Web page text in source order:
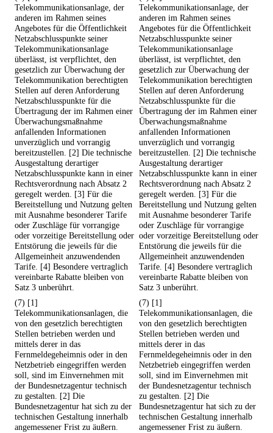
Telekommunikationsanlage, der
anderen im Rahmen seines
Angebotes für die Öffentlichkeit
Netzabschlusspunkte seiner
Telekommunikationsanlage
überlässt, ist verpflichtet, den
gesetzlich zur Überwachung der
Telekommunikation berechtigten
Stellen auf deren Anforderung
Netzabschlusspunkte für die
Übertragung der im Rahmen einer
Überwachungsmaßnahme
anfallenden Informationen
unverzüglich und vorrangig
bereitzustellen. [2] Die technische
Ausgestaltung derartiger
Netzabschlusspunkte kann in einer
Rechtsverordnung nach Absatz 2
geregelt werden. [3] Für die
Bereitstellung und Nutzung gelten
mit Ausnahme besonderer Tarife
oder Zuschläge für vorrangige
oder vorzeitige Bereitstellung oder
Entstörung die jeweils für die
Allgemeinheit anzuwendenden
Tarife. [4] Besondere vertraglich
vereinbarte Rabatte bleiben von
Satz 3 unberührt.
Telekommunikationsanlage, der
anderen im Rahmen seines
Angebotes für die Öffentlichkeit
Netzabschlusspunkte seiner
Telekommunikationsanlage
überlässt, ist verpflichtet, den
gesetzlich zur Überwachung der
Telekommunikation berechtigten
Stellen auf deren Anforderung
Netzabschlusspunkte für die
Übertragung der im Rahmen einer
Überwachungsmaßnahme
anfallenden Informationen
unverzüglich und vorrangig
bereitzustellen. [2] Die technische
Ausgestaltung derartiger
Netzabschlusspunkte kann in einer
Rechtsverordnung nach Absatz 2
geregelt werden. [3] Für die
Bereitstellung und Nutzung gelten
mit Ausnahme besonderer Tarife
oder Zuschläge für vorrangige
oder vorzeitige Bereitstellung oder
Entstörung die jeweils für die
Allgemeinheit anzuwendenden
Tarife. [4] Besondere vertraglich
vereinbarte Rabatte bleiben von
Satz 3 unberührt.
(7) [1]
Telekommunikationsanlagen, die
von den gesetzlich berechtigten
Stellen betrieben werden und
mittels derer in das
Fernmeldegeheimnis oder in den
Netzbetrieb eingegriffen werden
soll, sind im Einvernehmen mit
der Bundesnetzagentur technisch
zu gestalten. [2] Die
Bundesnetzagentur hat sich zu der
technischen Gestaltung innerhalb
angemessener Frist zu äußern.
(7) [1]
Telekommunikationsanlagen, die
von den gesetzlich berechtigten
Stellen betrieben werden und
mittels derer in das
Fernmeldegeheimnis oder in den
Netzbetrieb eingegriffen werden
soll, sind im Einvernehmen mit
der Bundesnetzagentur technisch
zu gestalten. [2] Die
Bundesnetzagentur hat sich zu der
technischen Gestaltung innerhalb
angemessener Frist zu äußern.